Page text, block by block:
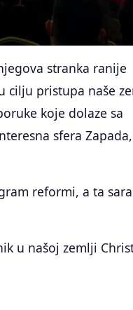
stranka ranije
cilju pristupa naše
koje dolaze sa
sfera Zapada,
reformi, a ta
u našoj zemlji